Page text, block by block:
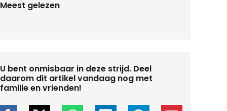
Meest gelezen
U bent onmisbaar in deze strijd. Deel
daarom dit artikel vandaag nog met
familie en vrienden!